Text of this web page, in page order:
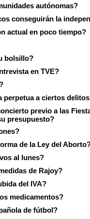
autónomas?
conseguirán la
actual en poco tiempo?
bolsillo?
en TVE?
perpetua a ciertos
previo a las
presupuesto?
de la Ley del
al lunes?
de Rajoy?
del IVA?
medicamentos?
de fútbol?